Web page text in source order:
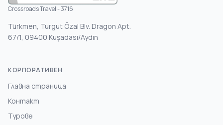
Crossroads Travel - 3716
Türkmen, Turgut Özal Blv. Dragon Apt.
67/1, 09400 Kuşadası/Aydın
КОРПОРАТИВЕН
Главна страница
Контакт
Турове